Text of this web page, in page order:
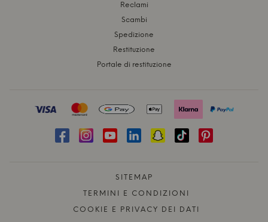
Reclami
Scambi
Spedizione
Restituzione
Portale di restituzione
SITEMAP
TERMINI E CONDIZIONI
COOKIE E PRIVACY DEI DATI